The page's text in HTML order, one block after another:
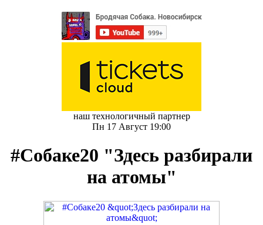
наш технологичный партнер
Пн 17 Август 19:00
#Собаке20 "Здесь разбирали
на атомы"